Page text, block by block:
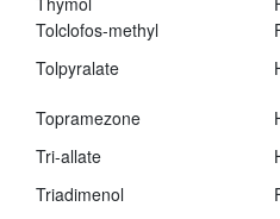
Tolclofos-methyl
Tolpyralate
Topramezone
Tri-allate
Triadimenol